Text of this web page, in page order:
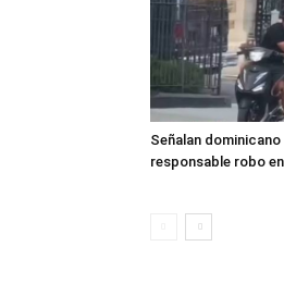
Señalan
responsable robo